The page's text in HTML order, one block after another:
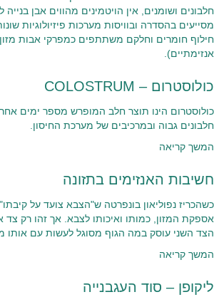
חלבונים ושומנים, אין הויטמינים מהווים אבן
מסייעים בהסדרה ובוויסות מערכות פיזיולוגיות
חילוף חומרים וחלקם משתתפים כמפרקי אבות
אנזימתיים).
כולוסטרום – COLOSTRUM
כולוסטרום הינו תוצר חלב המופרש מספר ימים אחרי
חלבונים גבוה ובמרכיבים של מערכת החיסון.
המשך קריאה
חשיבות האנזימים בתזונה
כשהכריז נפוליאון בונפרטה ש"הצבא צועד על
אספקת המזון, כמותו ואיכותו לצבא. אך זהו רק צד
הצד השני עוסק במה הגוף מסוגל לעשות עם אותו
המשך קריאה
ליקופן – סוד העגבנייה